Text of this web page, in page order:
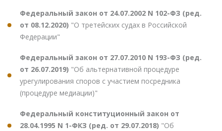
Федеральный закон от 24.07.2002 N 102-ФЗ (ред.
от 08.12.2020) "О третейских судах в Российской
Федерации"
Федеральный закон от 27.07.2010 N 193-ФЗ (ред.
от 26.07.2019) "Об альтернативной процедуре
урегулирования споров с участием посредника
(процедуре медиации)"
Федеральный конституционный закон от
28.04.1995 N 1-ФКЗ (ред. от 29.07.2018) "Об